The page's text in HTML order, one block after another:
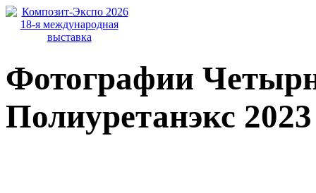
Фотографии
Полиуретанэкс 2023